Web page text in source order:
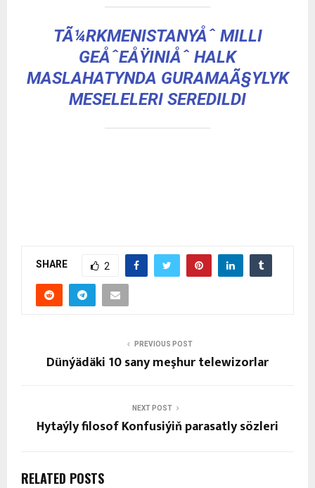
TÃ¼RKMENISTANYÅˆ MILLI
GEÅˆEÅŸINIÅˆ HALK
MASLAHATYNDA GURAMAÃ§YLYK
MESELELERI SEREDILDI
SHARE 2
PREVIOUS POST
Dünýädäki 10 sany meşhur telewizorlar
NEXT POST
Hytaýly filosof Konfusiýiň parasatly sözleri
RELATED POSTS